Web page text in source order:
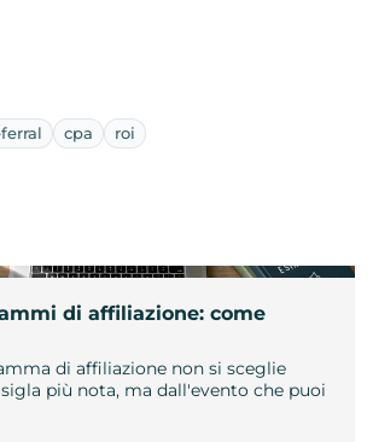
cpa roi
di affiliazione: come
di affiliazione non si sceglie
più nota, ma dall'evento che puoi